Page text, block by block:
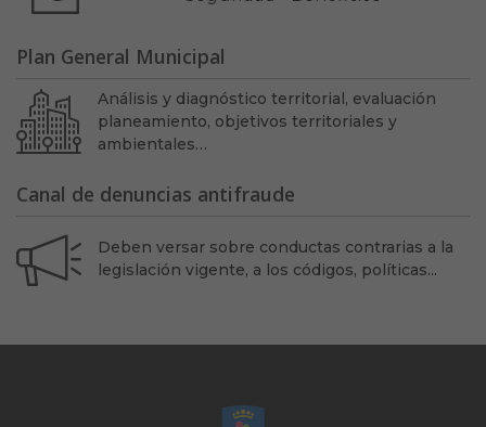
Plan General Municipal
Análisis y diagnóstico territorial, evaluación
planeamiento, objetivos territoriales y
ambientales…
Canal de denuncias antifraude
Deben versar sobre conductas contrarias a la
legislación vigente, a los códigos, políticas...